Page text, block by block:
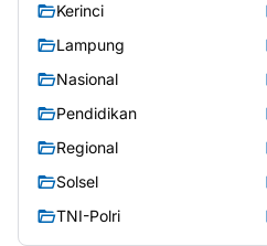
Kerinci
Lampung
Nasional
Pendidikan
Regional
Solsel
TNI-Polri